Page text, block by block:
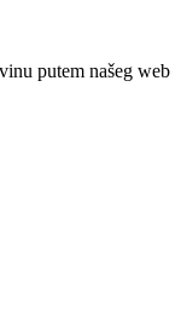
putem našeg web